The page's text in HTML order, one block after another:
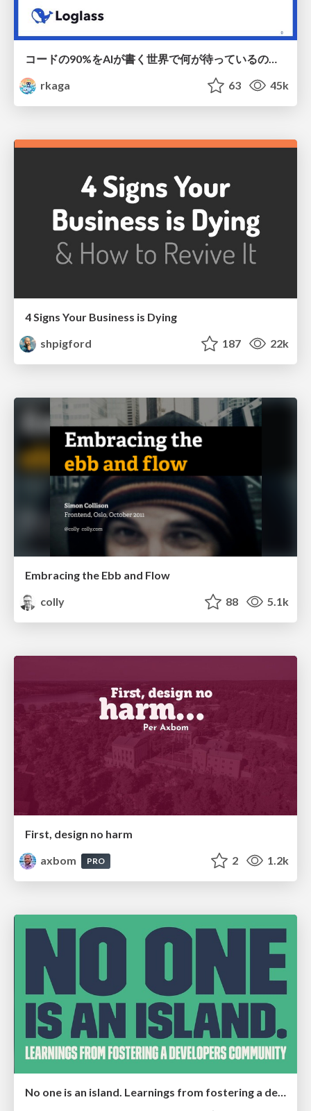
rkaga
63 45k
4 Signs Your Business is Dying
shpigford
187 22k
Embracing the Ebb and Flow
colly
88 5.1k
First, design no harm
axbom
PRO 2 1.2k
No one is an island. Learnings from fostering a developers community.